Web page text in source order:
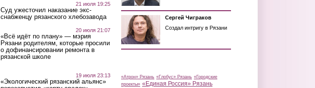
21 июля 19:25
Суд ужесточил наказание экс-
снабженцу рязанского хлебозавода
20 июля 21:07
«Всё идёт по плану» — мэрия
Рязани родителям, которые просили
о дофинансировании ремонта в
рязанской школе
19 июля 23:13
«Экологический рязанский альянс»
Сергей Чиграков
Создал интригу в Рязани
«Атрон» Рязань «Глобус» Рязань «Городские
проекты» «Единая Россия» Рязань